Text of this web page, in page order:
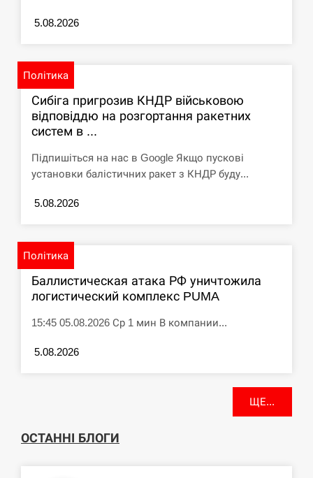
5.08.2026
Політика
Сибіга пригрозив КНДР військовою
відповіддю на розгортання ракетних
систем в ...
Підпишіться на нас в Google Якщо пускові
установки балістичних ракет з КНДР буду...
5.08.2026
Політика
Баллистическая атака РФ уничтожила
логистический комплекс PUMA
15:45 05.08.2026 Ср 1 мин В компании...
5.08.2026
ЩЕ...
ОСТАННІ БЛОГИ